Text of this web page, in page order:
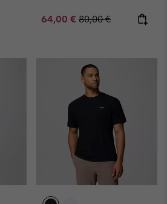
Sale price:
64,00 € Regular price:
80,00 €